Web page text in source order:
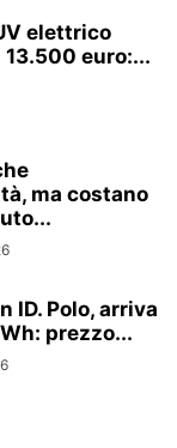
elettrico
euro:...
ma costano
ID. Polo, arriva
prezzo...